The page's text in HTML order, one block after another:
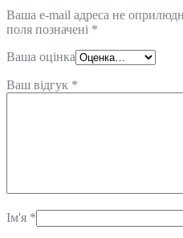
Ваша e-mail адреса не
поля позначені *
Ваша оцінка
Ваш відгук *
Ім'я *